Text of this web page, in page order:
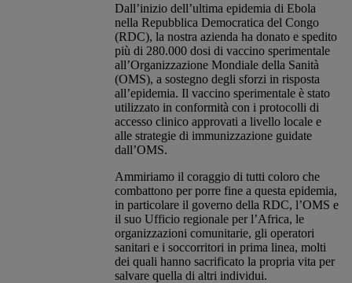
Dall’inizio dell’ultima epidemia di Ebola
nella Repubblica Democratica del Congo
(RDC), la nostra azienda ha donato e spedito
più di 280.000 dosi di vaccino sperimentale
all’Organizzazione Mondiale della Sanità
(OMS), a sostegno degli sforzi in risposta
all’epidemia. Il vaccino sperimentale è stato
utilizzato in conformità con i protocolli di
accesso clinico approvati a livello locale e
alle strategie di immunizzazione guidate
dall’OMS.
Ammiriamo il coraggio di tutti coloro che
combattono per porre fine a questa epidemia,
in particolare il governo della RDC, l’OMS e
il suo Ufficio regionale per l’Africa, le
organizzazioni comunitarie, gli operatori
sanitari e i soccorritori in prima linea, molti
dei quali hanno sacrificato la propria vita per
salvare quella di altri individui.​